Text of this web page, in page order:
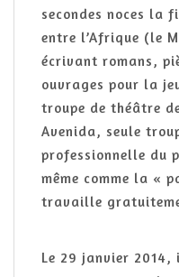
secondes noces la
entre l’Afrique (le
écrivant romans,
ouvrages pour la
troupe de théâtre
Avenida, seule
professionnelle du
même comme la «
travaille
Le 29 janvier 2014,